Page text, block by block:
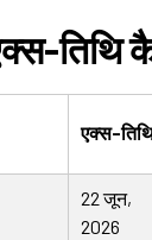
तिथि
एक्स-
22 जून,
2026